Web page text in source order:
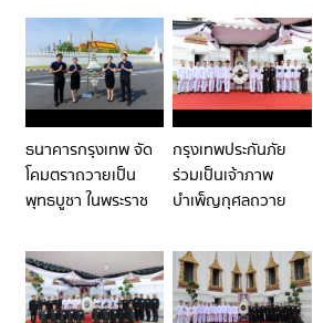
ด้วยน้อมสำนึกในพระ
มหากรุณาธิคุณอัน
หาที่สุดมิได้ ณ
พระที่นั่งดุสิตมหา
ปราสาท พระบรม
มหาราชวังอยุธยา
ร่วมเป็นเจ้าภาพพระ
พิธีธรรมสวดพระ
อภิธรรมพระบรมศพ
ริกิติ์ พระบรม
ราชินีนาถ พระบรม
พระอภิธรรมพระบรม
ศพ สมเด็จพระนางเจ้า
สิริกิติ์ พระบรม
ราชินีนาถ พระบรม
ธนาคารกรุงเทพ จัด
โคมตราถวายเป็น
พุทธบูชา ในพระราช
ราชกุศลวิสาขบูชา
2569
กรุงเทพประกันภัย
ร่วมเป็นเจ้าภาพ
บำเพ็ญกุศลถวาย
พระนางเจ้าสิริกิติ์
พระบรมราชินีนาถ
พระบรมราชชนนีพันปี